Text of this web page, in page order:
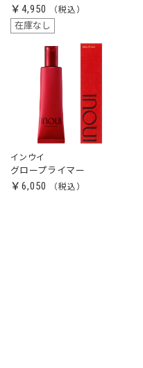
￥4,950
在庫なし
インウイ
グロープライマー
￥6,050